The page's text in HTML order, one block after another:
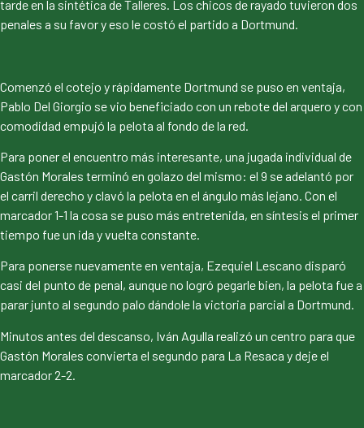
tarde en la sintética de Talleres. Los chicos de rayado tuvieron dos
penales a su favor y eso le costó el partido a Dortmund.
Comenzó el cotejo y rápidamente Dortmund se puso en ventaja,
Pablo Del Giorgio se vio beneficiado con un rebote del arquero y con
comodidad empujó la pelota al fondo de la red.
Para poner el encuentro más interesante, una jugada individual de
Gastón Morales terminó en golazo del mismo: el 9 se adelantó por
el carril derecho y clavó la pelota en el ángulo más lejano. Con el
marcador 1-1 la cosa se puso más entretenida, en síntesis el primer
tiempo fue un ida y vuelta constante.
Para ponerse nuevamente en ventaja, Ezequiel Lescano disparó
casi del punto de penal, aunque no logró pegarle bien, la pelota fue a
parar junto al segundo palo dándole la victoria parcial a Dortmund.
Minutos antes del descanso, Iván Agulla realizó un centro para que
Gastón Morales convierta el segundo para La Resaca y deje el
marcador 2-2.